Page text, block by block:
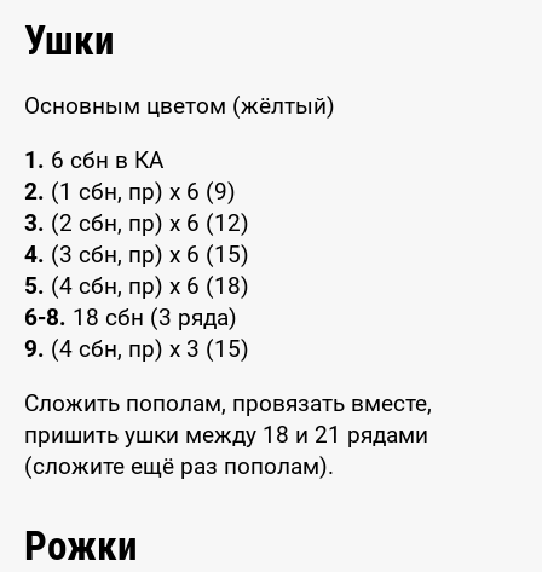
Ушки
Основным цветом (жёлтый)
1. 6 сбн в КА
2. (1 сбн, пр) х 6 (9)
3. (2 сбн, пр) х 6 (12)
4. (3 сбн, пр) х 6 (15)
5. (4 сбн, пр) х 6 (18)
6-8. 18 сбн (3 ряда)
9. (4 сбн, пр) х 3 (15)
Сложить пополам, провязать вместе,
пришить ушки между 18 и 21 рядами
(сложите ещё раз пополам).
Рожки